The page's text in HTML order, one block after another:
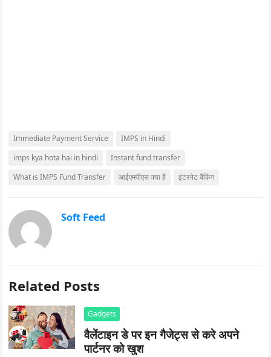
Immediate Payment Service
IMPS in Hindi
imps kya hota hai in hindi
Instant fund transfer
What is IMPS Fund Transfer
आईएमपीएस क्‍या है इंटरनेट बैंकिंग
Soft Feed
Related Posts
Gadgets
वैलेंटाइन डे पर इन गैजेट्स से करे अपने
पार्टनर को खुश